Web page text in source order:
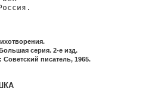
серия. 2-е изд.
писатель, 1965.